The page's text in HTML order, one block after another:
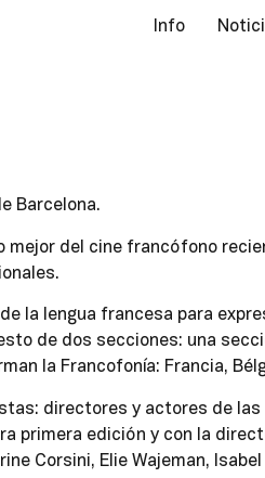
Info
Barcelona.
mejor del cine francófono
la lengua francesa para
de dos secciones: una
la Francofonía: Francia,
directores y actores de
primera edición y con la
Corsini, Elie Wajeman,